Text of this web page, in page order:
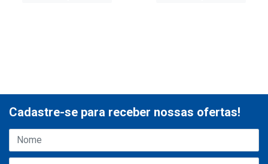
Cadastre-se para receber nossas ofertas!